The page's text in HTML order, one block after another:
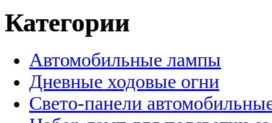
Категории
Автомобильные лампы
Дневные ходовые огни
Свето-панели